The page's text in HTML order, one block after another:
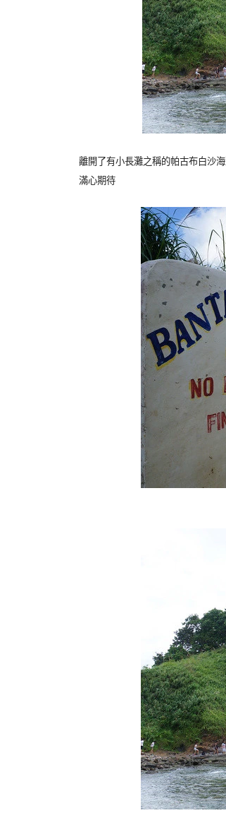
離開了有小長灘之稱的帕古布白沙
滿心期待